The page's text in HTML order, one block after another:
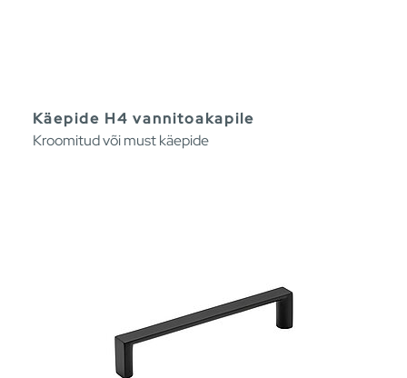
Käepide H4 vannitoakapile
Kroomitud või must käepide